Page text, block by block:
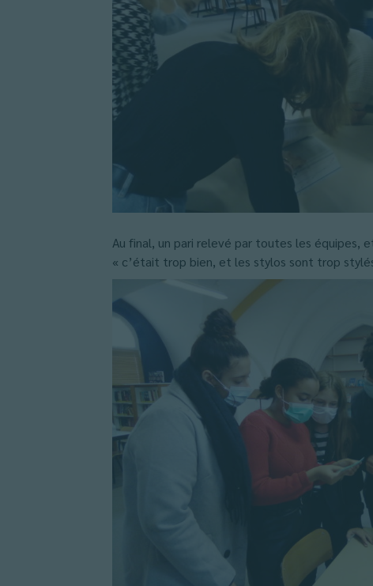
Au final, un pari relevé par toutes les équipes,
« c’était trop bien, et les stylos sont trop